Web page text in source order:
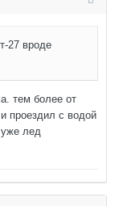
27 вроде
тем более от
проездил с водой
уже лед